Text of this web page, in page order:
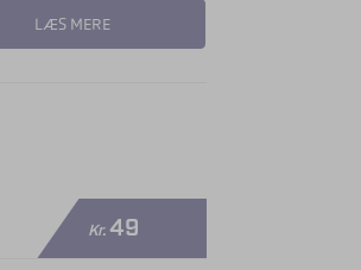
LÆS MERE
Kr.49